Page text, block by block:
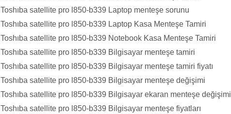
Toshıba satellite pro l850-b339 Laptop menteşe sorunu
Toshıba satellite pro l850-b339 Laptop Kasa Menteşe Tamiri
Toshıba satellite pro l850-b339 Notebook Kasa Menteşe Tamiri
Toshıba satellite pro l850-b339 Bilgisayar menteşe tamiri
Toshıba satellite pro l850-b339 Bilgisayar menteşe tamiri fiyatı
Toshıba satellite pro l850-b339 Bilgisayar menteşe değişimi
Toshıba satellite pro l850-b339 Bilgisayar ekaran menteşe değişimi
Toshıba satellite pro l850-b339 Bilgisayar menteşe fiyatları